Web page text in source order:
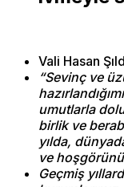
Vali Hasan
“Sevinç ve
umutlarla dolu
birlik ve
yılda,
ve
Geçmiş